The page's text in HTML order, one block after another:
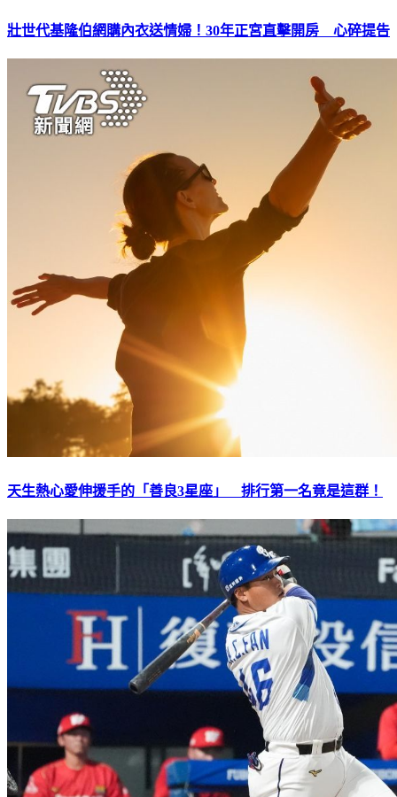
壯世代基隆伯網購內衣送情婦！30年正宮直擊開房 心碎提告
天生熱心愛伸援手的「善良3星座」 排行第一名竟是這群！